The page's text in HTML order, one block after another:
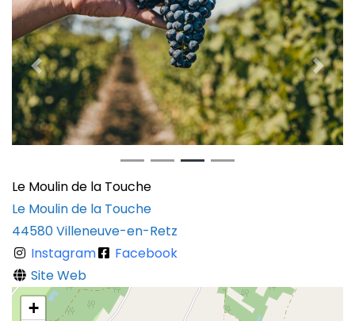
Previous Next
Le Moulin de la Touche
Le Moulin de la Touche
44580Villeneuve-en-Retz
Instagram
Facebook
Site Web
+